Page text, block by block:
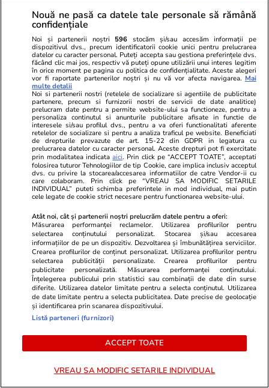
imaturitate politică”
PARTENERI
ZiaruldeIasi.ro
Proiectul imobiliar pregătit lângă
Lidl Moara de Foc este scos la
vânzare. Dezvoltatorul este
asociat în piață cu un alt proiect
de anvergură
Fanatik.ro
Marcel
în FCSB –
sublim la
ULTIMELE ȘTIRI
Știri România
Nouă ne pasă ca datele tale personale să rămână
confidențiale
Noi și partenerii noștri 596 stocăm și/sau accesăm informații pe
dispozitivul dvs., precum identificatorii cookie unici pentru prelucrarea
datelor cu caracter personal. Puteți accepta sau gestiona preferințele dvs.
făcând clic mai jos, respectiv vă puteți opune utilizării unui interes legitim
în orice moment pe pagina cu politica de confidențialitate. Aceste alegeri
vor fi raportate partenerilor noștri și nu vă vor afecta navigarea. Mai
multe detalii
Noi si partenerii nostri (retelele de socializare si agentiile de publicitate
partenere, precum si furnizorii nostri de servicii de date analitice)
prelucram date pentru a permite website-ului sa functioneze, pentru a
personaliza continutul si anunturile publicitare afisate in functie de
interesele si/sau profilul dvs., pentru a va oferi functionalitati aferente
retelelor de socializare si pentru a analiza traficul pe website. Beneficiati
de drepturile prevazute de art. 15-22 din GDPR in legatura cu
prelucrarea datelor cu caracter personal. Aceste drepturi pot fi exercitate
prin modalitatea indicataaici. Prin click pe “ACCEPT TOATE”, acceptati
folosirea tuturor Tehnologiilor de tip Cookie, care implica inclusiv acceptul
dvs. cu privire la stocarea/accesarea informatiilor de catre Vendor-ii cu
care colaboram. Prin click pe “VREAU SA MODIFIC SETARILE
INDIVIDUAL” puteti schimba preferintele in mod individual, mai putin
cele legate de cookie strict necesare pentru functionarea website-ului.
Atât noi, cât și partenerii noștri prelucrăm datele pentru a oferi:
Măsurarea performanței reclamelor. Utilizarea profilurilor pentru
selectarea conținutului personalizat. Stocarea și/sau accesarea
informațiilor de pe un dispozitiv. Dezvoltarea și îmbunătățirea serviciilor.
Crearea profilurilor de conținut personalizat. Utilizarea profilurilor pentru
selectarea publicității personalizate. Crearea profilurilor pentru
publicitate personalizată. Măsurarea performanței conținutului.
Înțelegerea publicului prin statistici sau combinații de date din surse
diferite. Utilizarea datelor limitate pentru a selecta conținutul. Utilizarea
de date limitate pentru a selecta publicitatea. Date precise de geolocație
și identificarea prin scanarea dispozitivului.
Listă parteneri (furnizori)
ACCEPT TOATE
VREAU SA MODIFIC SETARILE INDIVIDUAL